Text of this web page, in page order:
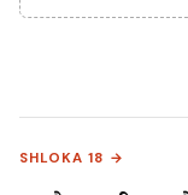
SHLOKA 18 →